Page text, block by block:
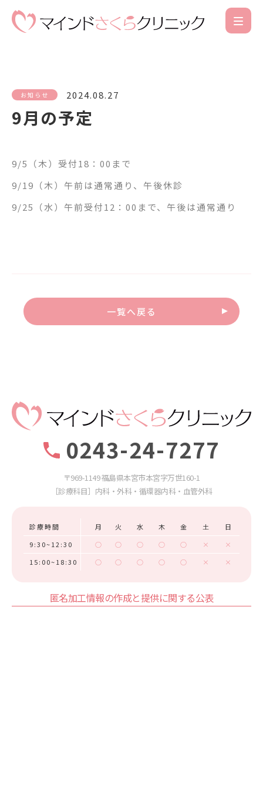
お知らせ 2024.08.27
9月の予定
9/5（木）受付18：00まで
9/19（木）午前は通常通り、午後休診
9/25（水）午前受付12：00まで、午後は通常通り
一覧へ戻る
0243-24-7277
〒969-1149 福島県本宮市本宮字万世160-1
［診療科目］内科・外科・循環器内科・血管外科
診療時間 月 火 水 木 金 土
日
9:30~12:30
○ ○ ○ ○ ○ ×
×
15:00~18:30
○ ○ ○ ○ ○ × ×
匿名加工情報の作成と提供に関する公表